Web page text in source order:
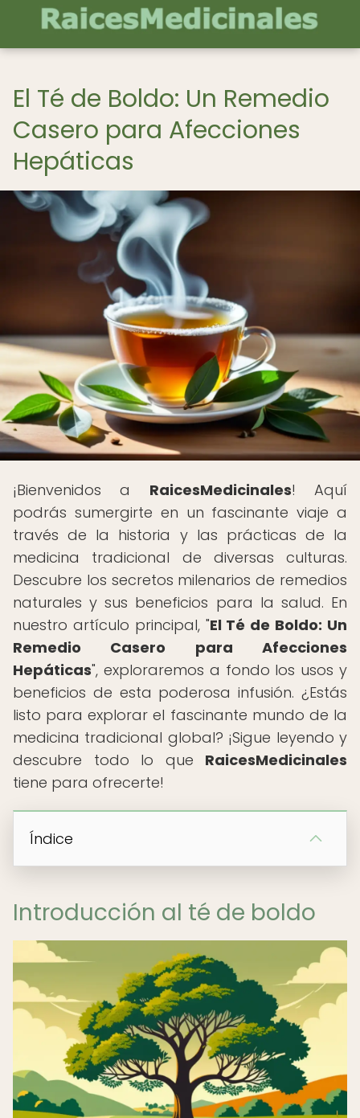
El Té de Boldo: Un Remedio
Casero para Afecciones
Hepáticas
¡Bienvenidos a RaicesMedicinales! Aquí
podrás sumergirte en un fascinante viaje a
través de la historia y las prácticas de la
medicina tradicional de diversas culturas.
Descubre los secretos milenarios de remedios
naturales y sus beneficios para la salud. En
nuestro artículo principal, "El Té de Boldo: Un
Remedio Casero para Afecciones
Hepáticas", exploraremos a fondo los usos y
beneficios de esta poderosa infusión. ¿Estás
listo para explorar el fascinante mundo de la
medicina tradicional global? ¡Sigue leyendo y
descubre todo lo que RaicesMedicinales
tiene para ofrecerte!
Índice
Introducción al té de boldo